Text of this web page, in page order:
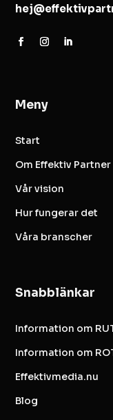
Meny
Start
Om Effektiv Partner
Vår vision
Hur fungerar det
Våra branscher
Snabblänkar
Information om
Information om
Effektivmedia.nu
Blog